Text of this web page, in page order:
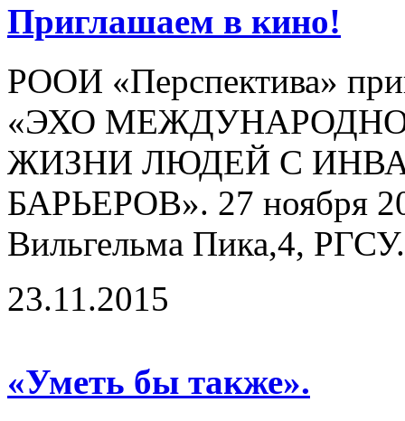
Приглашаем в кино!
РООИ «Перспектива»
«ЭХО
ЖИЗНИ ЛЮДЕЙ С
БАРЬЕРОВ». 27 ноября
Вильгельма Пика,4,
23.11.2015
«Уметь бы также».